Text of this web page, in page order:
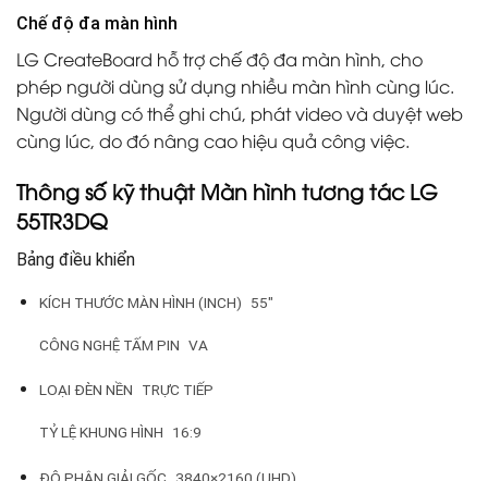
Chế độ đa màn hình
LG CreateBoard hỗ trợ chế độ đa màn hình, cho
phép người dùng sử dụng nhiều màn hình cùng lúc.
Người dùng có thể ghi chú, phát video và duyệt web
cùng lúc, do đó nâng cao hiệu quả công việc.
Thông số kỹ thuật Màn hình tương tác LG
55TR3DQ
Bảng điều khiển
KÍCH THƯỚC MÀN HÌNH (INCH) 55″
CÔNG NGHỆ TẤM PIN VA
LOẠI ĐÈN NỀN TRỰC TIẾP
TỶ LỆ KHUNG HÌNH 16:9
ĐỘ PHÂN GIẢI GỐC 3840×2160 (UHD)